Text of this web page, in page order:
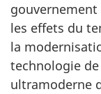
les effets du
la
technologie
ultramoderne